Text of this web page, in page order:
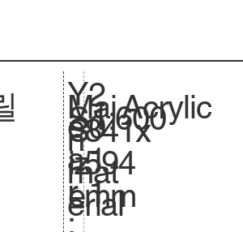
Y
e
a
r
:
Mai
n
mat
erial
S
.
S
iz
e.
2
0
1
1
1:600
841x
594
mm
Acrylic